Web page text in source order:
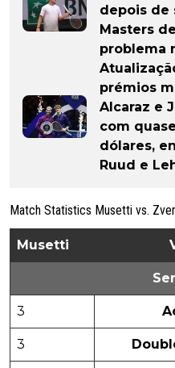
depois de
Masters
problema
prémios
Alcaraz e
com
dólares,
Ruud e
Match Statistics Musetti vs.
Musetti
3
3